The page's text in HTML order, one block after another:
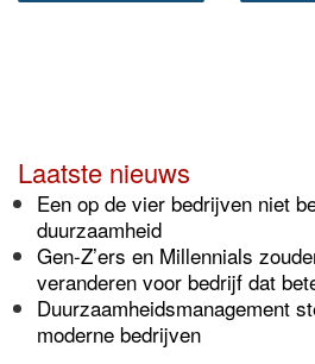
Laatste nieuws
Een op de vier bedrijven niet
duurzaamheid
Gen-Z’ers en Millennials
veranderen voor bedrijf dat
Duurzaamheidsmanagement
moderne bedrijven